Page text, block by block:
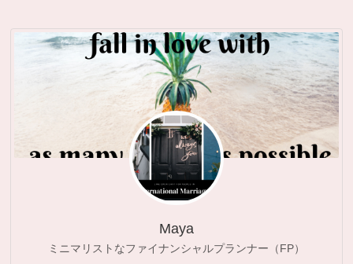
Maya
ミニマリストなファイナンシャルプランナー（FP）